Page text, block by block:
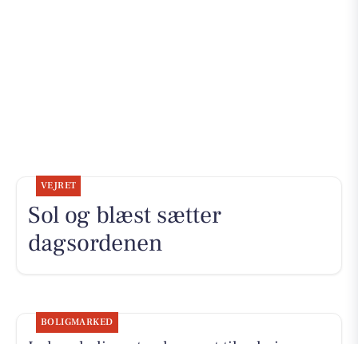
VEJRET
Sol og blæst sætter
dagsordenen
BOLIGMARKED